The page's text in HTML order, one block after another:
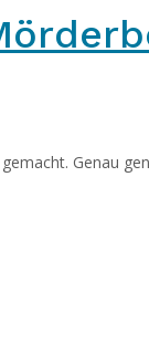
Genau